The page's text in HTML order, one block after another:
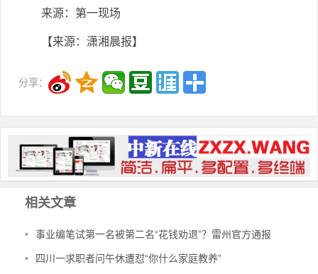
来源：第一现场
【来源：潇湘晨报】
分享：
相关文章
• 事业编笔试第一名被第二名“花钱劝退”？雷州官方通报
• 四川一求职者问午休遭怼“你什么家庭教养”